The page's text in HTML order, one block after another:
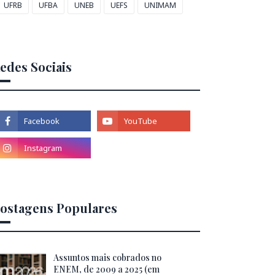
UFRB UFBA UNEB UEFS UNIMAM
Sociais
Populares
Assuntos mais cobrados no
ENEM, de 2009 a 2025 (em